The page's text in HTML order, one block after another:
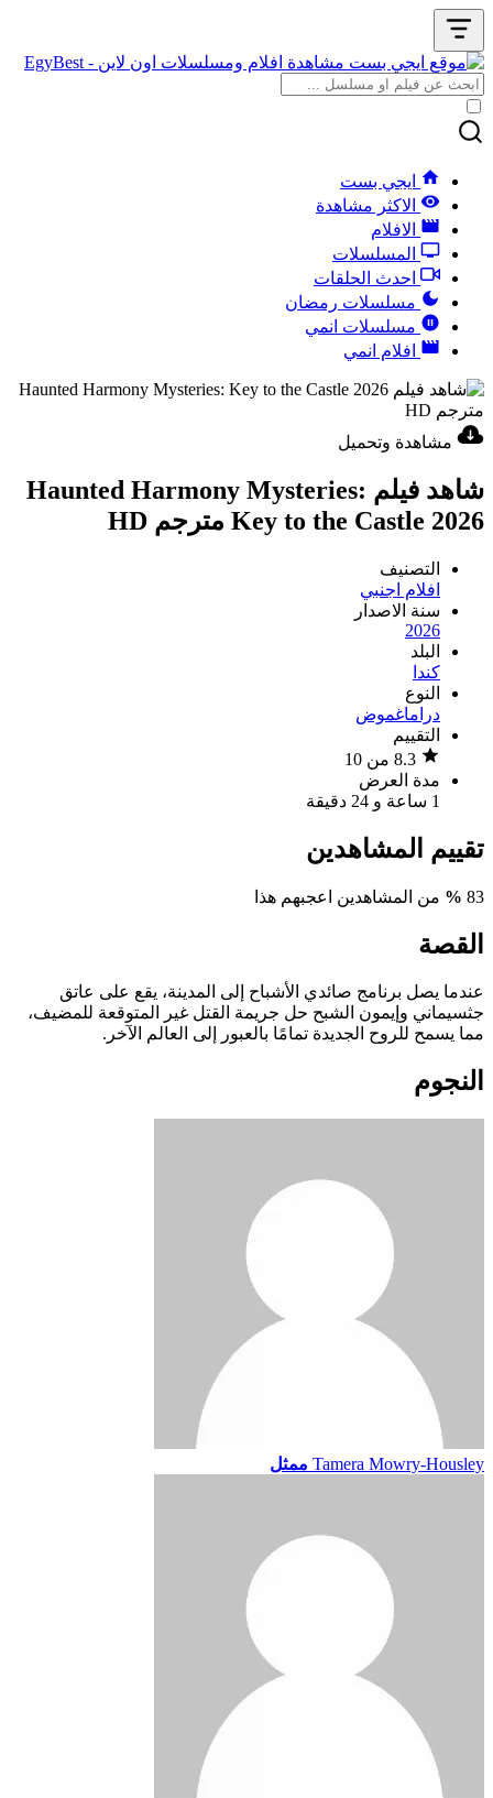
ايجي بست
الاكثر مشاهدة
الافلام
المسلسلات
احدث الحلقات
مسلسلات رمضان
مسلسلات انمي
افلام انمي
مشاهدة وتحميل
شاهد فيلم Haunted Harmony Mysteries:
Key to the Castle 2026 مترجم HD
التصنيف
افلام اجنبي
سنة الاصدار
2026
البلد
كندا
النوع
دراماغموض
التقييم
مدة العرض
1 ساعة و 24 دقيقة
تقييم المشاهدين
83
% من المشاهدين اعجبهم هذا
القصة
عندما يصل برنامج صائدي الأشباح إلى المدينة، يقع على عاتق
جثسيماني وإيمون الشبح حل جريمة القتل غير المتوقعة للمضيف،
مما يسمح للروح الجديدة تمامًا بالعبور إلى العالم الآخر.
النجوم
Tamera Mowry-Housley ممثل